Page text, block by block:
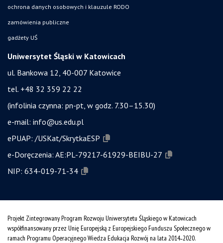
ochrona danych osobowych i klauzule RODO
zamówienia publiczne
gadżety UŚ
Uniwersytet Śląski w Katowicach
ul. Bankowa 12, 40-007 Katowice
tel. +48 32 359 22 22
(infolinia czynna: pn-pt, w godz. 7.30–15.30)
e-mail: info@us.edu.pl
ePUAP: /USKat/SkrytkaESP
e-Doręczenia: AE:PL-79217-61929-BEIBU-27
NIP: 634-019-71-34
Projekt Zintegrowany Program Rozwoju Uniwersytetu Śląskiego w Katowicach
współfinansowany przez Unię Europejską z Europejskiego Funduszu Społecznego w
ramach Programu Operacyjnego Wiedza Edukacja Rozwój na lata 2014˗2020.